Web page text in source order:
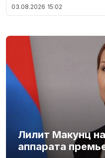
03.08.2026 15:02
Лилит Макунц
аппарата